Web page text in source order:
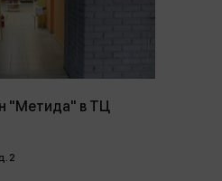
"Метида" в ТЦ
2